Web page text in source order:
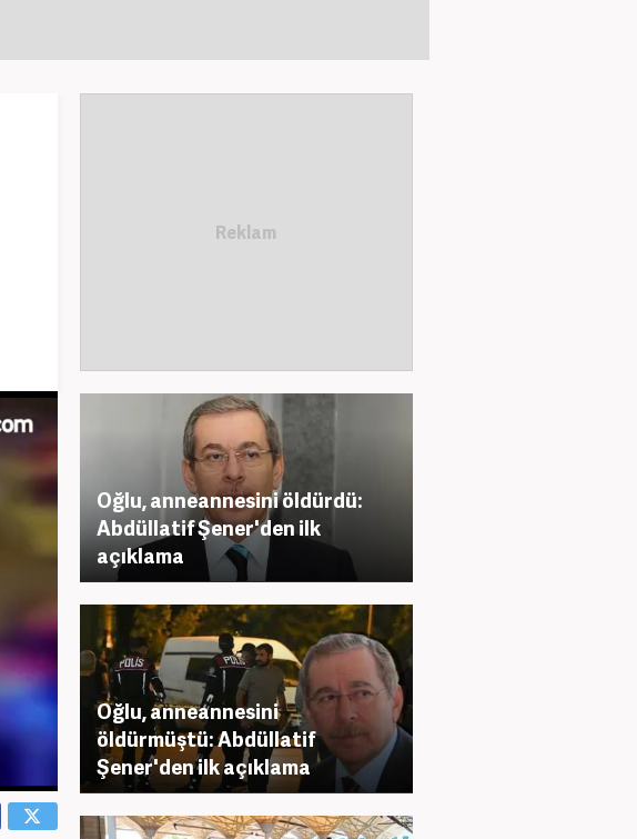
Oğlu, anneannesini öldürdü:
Abdüllatif Şener'den ilk
açıklama
Oğlu, anneannesini
öldürmüştü: Abdüllatif
Şener'den ilk açıklama